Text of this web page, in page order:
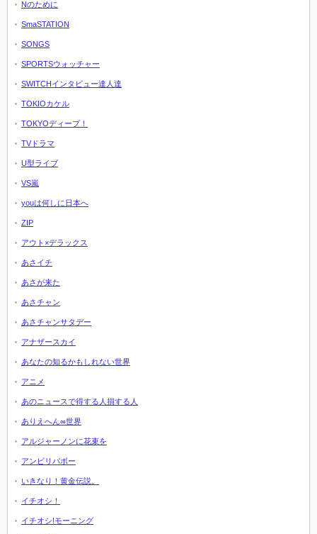
Nのために
SmaSTATION
SONGS
SPORTSウォッチャー
SWITCHインタビュー達人達
TOKIOカケル
TOKYOディープ！
TVドラマ
U型ライブ
VS嵐
youは何しに日本へ
ZIP
アウト×デラックス
あさイチ
あさが来た
あさチャン
あさチャンサタデー
アナザースカイ
あなたの知るかもしれない世界
アニメ
あのニュースで得する人損する人
ありえへん∞世界
アルジャーノンに花束を
アンビリバボー
いきなり！黄金伝説。
イチオシ！
イチオシ!モーニング